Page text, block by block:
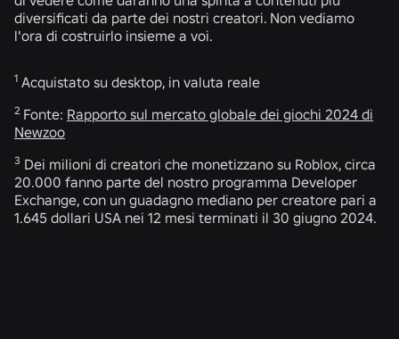
diversificati da parte dei nostri creatori. Non vediamo
l'ora di costruirlo insieme a voi.
1 Acquistato su desktop, in valuta reale
2 Fonte: Rapporto sul mercato globale dei giochi 2024 di
Newzoo
3 Dei milioni di creatori che monetizzano su Roblox, circa
20.000 fanno parte del nostro programma Developer
Exchange, con un guadagno mediano per creatore pari a
1.645 dollari USA nei 12 mesi terminati il 30 giugno 2024.